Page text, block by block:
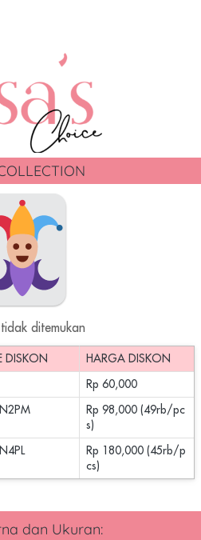
ditemukan
DISKON
HARGA DISKON
Rp 60,000
Rp 98,000 (49rb/pc
s)
Rp 180,000 (45rb/p
cs)
dan Ukuran: